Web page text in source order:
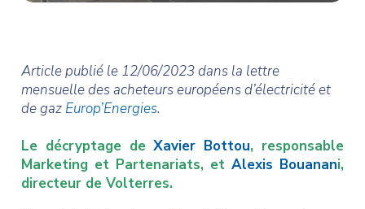
Article publié le 12/06/2023 dans la lettre
mensuelle des acheteurs européens d’électricité et
de gaz Europ’Energies.
Le décryptage deXavier Bottou, responsable
Marketing et Partenariats, etAlexis Bouanani,
directeur de Volterres.